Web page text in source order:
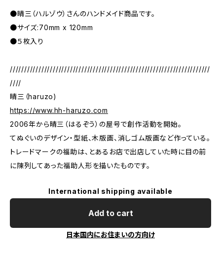
●晴三（ハルゾウ）さんのハンドメイド商品です。
●サイズ:70mm x 120mm
●５枚入り
//////////////////////////////////////////////////////////////////////
////
晴三（haruzo)
https://www.hh-haruzo.com
2006年から晴三（はるぞう）の屋号で創作活動を開始。
てぬぐいのデザイン・型紙、木版画、消しゴム版画など作っている。
トレードマークの福助は、とあるお店で出店していた時に目の前
に陳列してあった福助人形を描いたものです。
International shipping available
Add to cart
日本国内にお住まいの方向け